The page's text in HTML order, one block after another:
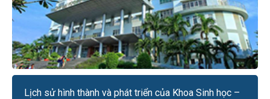
Lịch sử hình thành và phát triển của Khoa Sinh học –